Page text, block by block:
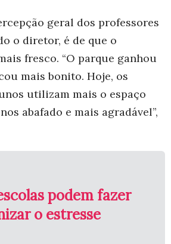
geral dos professores
o diretor, é de que o
fresco. “O parque ganhou
mais bonito. Hoje, os
utilizam mais o espaço
abafado e mais agradável”,
podem fazer
o estresse